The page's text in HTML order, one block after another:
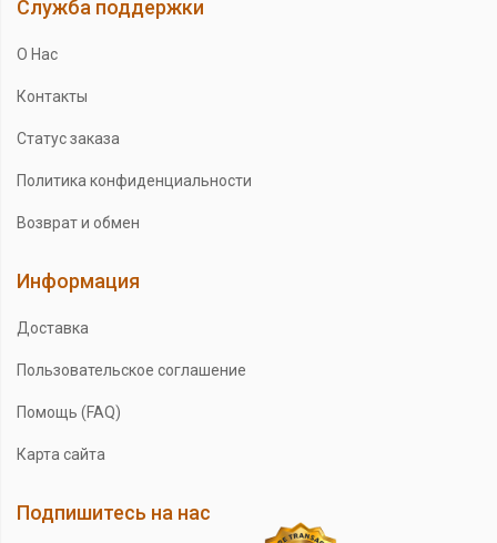
Служба поддержки
О Нас
Контакты
Статус заказа
Политика конфиденциальности
Возврат и обмен
Информация
Доставка
Пользовательское соглашение
Помощь (FAQ)
Карта сайта
Подпишитесь на нас